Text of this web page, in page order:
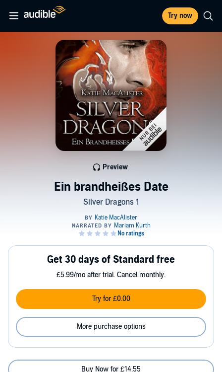
Try now
Ein brandheißes Date
Silver Dragons 1
Preview
Get 30 days of Standard free
£5.99/mo after trial. Cancel monthly.
Try for £0.00
More purchase options
Buy Now for £14.55